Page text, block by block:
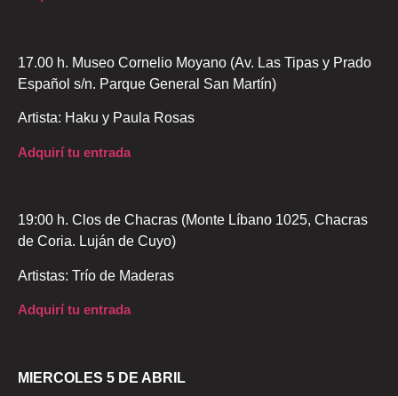
17.00 h. Museo Cornelio Moyano (Av. Las Tipas y Prado
Español s/n. Parque General San Martín)
Artista: Haku y Paula Rosas
Adquirí tu entrada
19:00 h. Clos de Chacras (Monte Líbano 1025, Chacras
de Coria. Luján de Cuyo)
Artistas: Trío de Maderas
Adquirí tu entrada
MIERCOLES 5 DE ABRIL